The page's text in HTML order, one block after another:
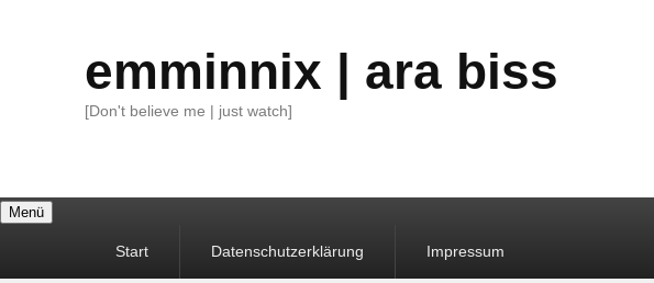
emminnix | ara biss
[Don't believe me | just watch]
Menü
Start Datenschutzerklärung Impressum